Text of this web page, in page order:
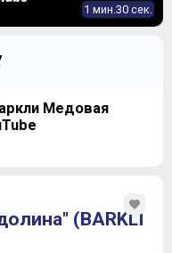
1 мин.30 сек.
Медовая
(BARKLI